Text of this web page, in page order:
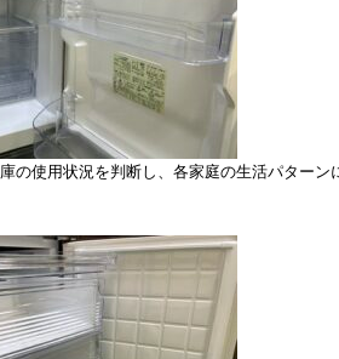
の使用状況を判断し、各家庭の生活パターン